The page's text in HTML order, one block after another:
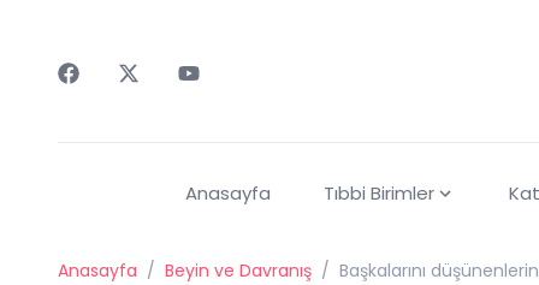
Anasayfa Tıbbi Birimler
Anasayfa / Beyin ve Davranış / Başkalarını